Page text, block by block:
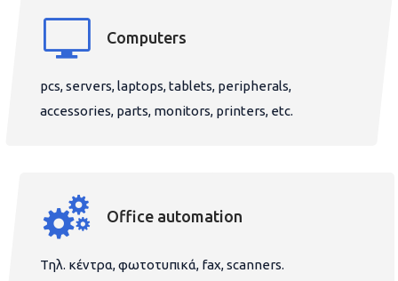
Computers
pcs, servers, laptops, tablets, peripherals,
accessories, parts, monitors, printers, etc.
Office automation
Τηλ. κέντρα, φωτοτυπικά, fax, scanners.